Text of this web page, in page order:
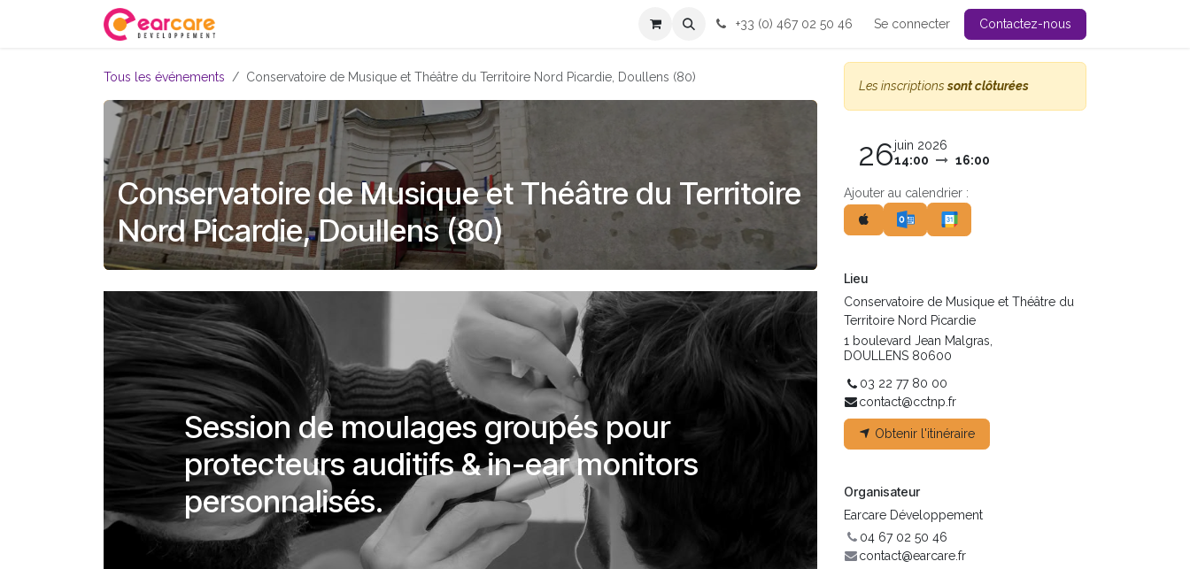
Se rendre au contenu
+33 (0) 467 02 50 46 Se connecter Contactez-nous
Tous les événements Conservatoire de Musique et Théâtre du Territoire Nord Picardie, Doullens (80)
Conservatoire de Musique et Théâtre du Territoire
Nord Picardie, Doullens (80)
Session de moulages groupés pour
protecteurs auditifs & in-ear monitors
personnalisés.
Les inscriptionssont clôturées
26juin 2026
14:00
16:00
Ajouter au calendrier :
Lieu
Conservatoire de Musique et Théâtre du
Territoire Nord Picardie
1 boulevard Jean Malgras,
DOULLENS 80600
03 22 77 80 00
contact@cctnp.fr
Obtenir l'itinéraire
Organisateur
Earcare Développement
04 67 02 50 46
contact@earcare.fr